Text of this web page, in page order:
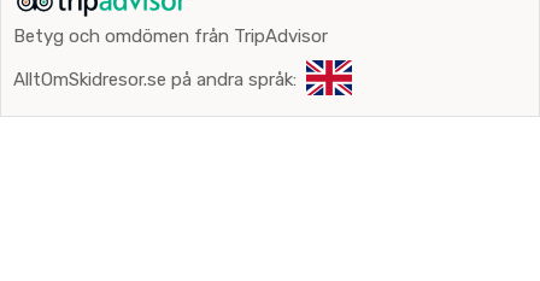
Betyg och omdömen från TripAdvisor
AlltOmSkidresor.se på andra språk: